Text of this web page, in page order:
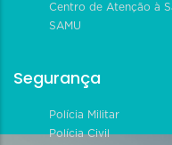
Centro de Atenção à
SAMU
Segurança
Polícia Militar
Polícia Civil